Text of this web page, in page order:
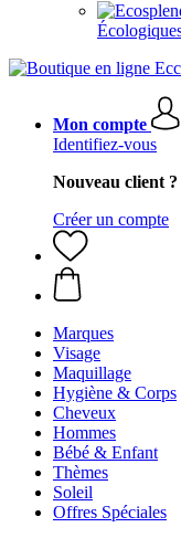
Mon compte
Identifiez-vous
Nouveau client ?
Créer un compte
Marques
Visage
Maquillage
Hygiène & Corps
Cheveux
Hommes
Bébé & Enfant
Thèmes
Soleil
Offres Spéciales